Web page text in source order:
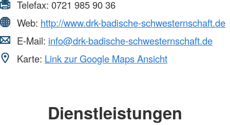
Telefax: 0721 985 90 36
Web: http://www.drk-badische-schwesternschaft.de
E-Mail: info@drk-badische-schwesternschaft.de
Karte: Link zur Google Maps Ansicht
Dienstleistungen